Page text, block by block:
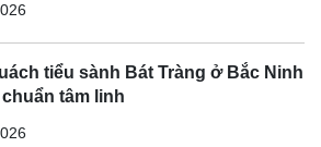
tiểu sành Bát Tràng ở Bắc Ninh
tâm linh